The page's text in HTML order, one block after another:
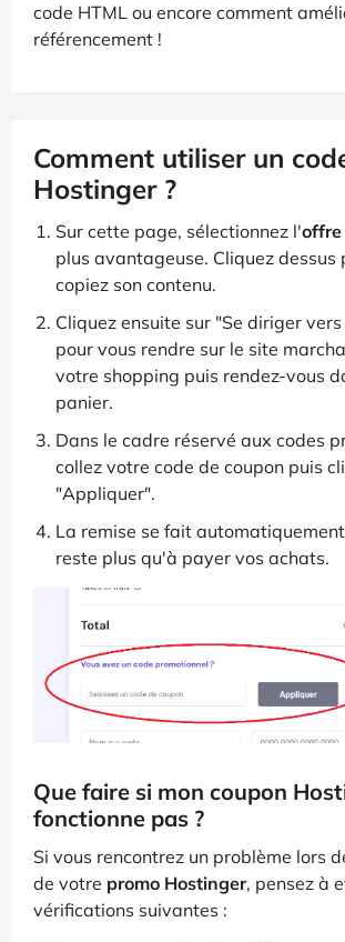
code HTML ou encore comment
référencement !
Comment utiliser un
Hostinger ?
Sur cette page, sélectionnez l'offre
plus avantageuse. Cliquez dessus
copiez son contenu.
Cliquez ensuite sur "Se diriger
pour vous rendre sur le site
votre shopping puis rendez-vous
panier.
Dans le cadre réservé aux codes
collez votre code de coupon puis
"Appliquer".
La remise se fait
reste plus qu'à payer vos achats.
Que faire si mon coupon
fonctionne pas ?
Si vous rencontrez un problème lors
de votre promo Hostinger, pensez à
vérifications suivantes :